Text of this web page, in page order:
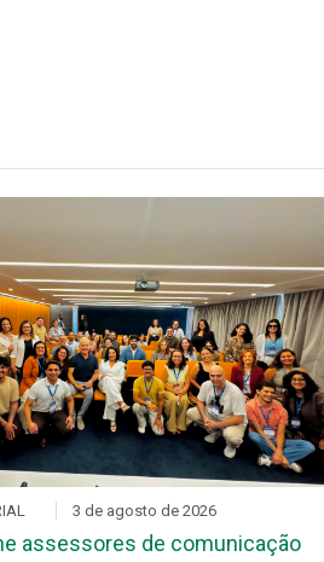
3 de agosto de 2026
assessores de comunicação